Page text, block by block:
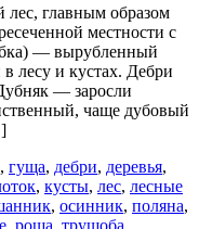
главным образом
местности с
— вырубленный
лесу и кустах. Дебри
— заросли
чаще дубовый
, гуща, дебри, деревья,
, кусты, лес, лесные
, осинник, поляна,